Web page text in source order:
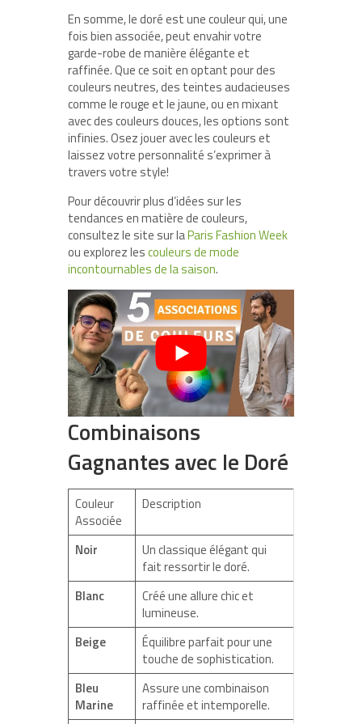
En somme, le doré est une couleur qui, une
fois bien associée, peut envahir votre
garde-robe de manière élégante et
raffinée. Que ce soit en optant pour des
couleurs neutres, des teintes audacieuses
comme le rouge et le jaune, ou en mixant
avec des couleurs douces, les options sont
infinies. Osez jouer avec les couleurs et
laissez votre personnalité s’exprimer à
travers votre style!
Pour découvrir plus d’idées sur les
tendances en matière de couleurs,
consultez le site sur laParis Fashion Week
ou explorez lescouleurs de mode
incontournables de la saison.
Combinaisons
Gagnantes avec le Doré
Couleur
Associée
Description
Noir
Un classique élégant qui
fait ressortir le doré.
Blanc
Créé une allure chic et
lumineuse.
Beige
Équilibre parfait pour une
touche de sophistication.
Bleu
Marine
Assure une combinaison
raffinée et intemporelle.